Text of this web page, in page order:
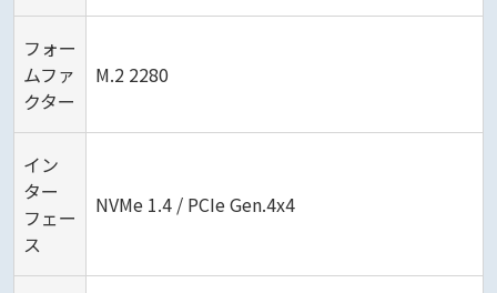
フォー
ムファ
クター
M.2 2280
イン
ター
フェー
ス
NVMe 1.4 / PCIe Gen.4x4